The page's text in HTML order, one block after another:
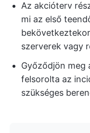
Az akcióterv
mi az első
szerverek vagy
Győződjön meg
felsorolta az
szükséges